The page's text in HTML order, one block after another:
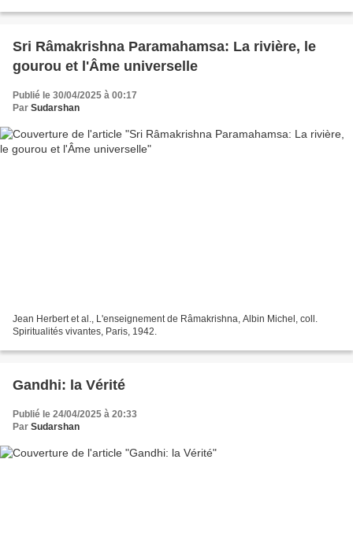
Sri Râmakrishna Paramahamsa: La rivière, le
gourou et l'Âme universelle
Publié le 30/04/2025 à 00:17
Par Sudarshan
Jean Herbert et al., L'enseignement de Râmakrishna, Albin Michel, coll.
Spiritualités vivantes, Paris, 1942.
Gandhi: la Vérité
Publié le 24/04/2025 à 20:33
Par Sudarshan